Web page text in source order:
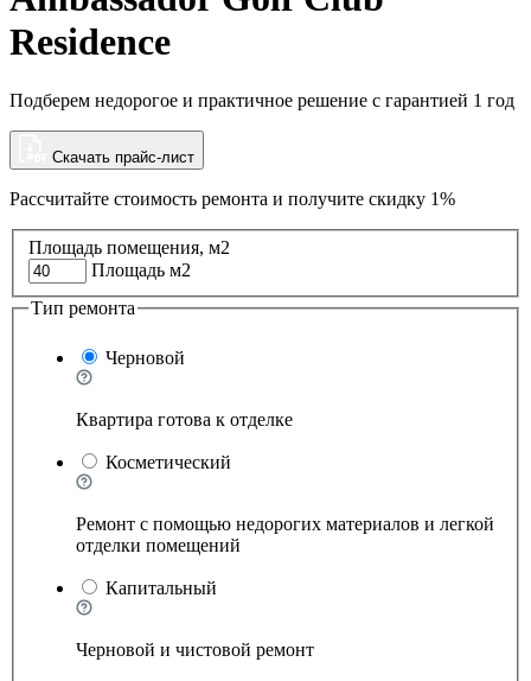
Residence
Подберем недорогое и практичное решение с гарантией 1 год
Скачать прайс-лист
Рассчитайте стоимость ремонта и получите скидку 1%
Площадь помещения, м2
Площадь м2
Тип ремонта
Черновой
Квартира готова к отделке
Косметический
Ремонт с помощью недорогих материалов и легкой
отделки помещений
Капитальный
Черновой и чистовой ремонт